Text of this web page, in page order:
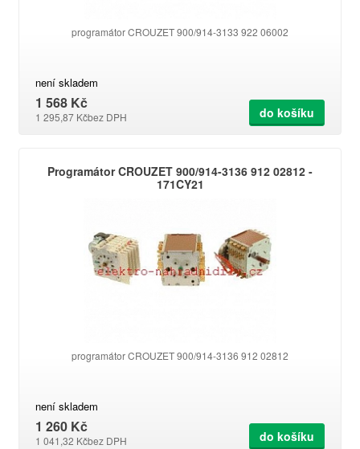
programátor CROUZET 900/914-3133 922 06002
není skladem
1 568 Kč
1 295,87 Kčbez DPH do košíku
Programátor CROUZET 900/914-3136 912 02812 -
171CY21
programátor CROUZET 900/914-3136 912 02812
není skladem
1 260 Kč
1 041,32 Kčbez DPH do košíku